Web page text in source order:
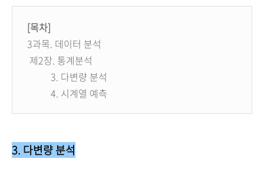
[목차]
3과목. 데이터 분석
제2장. 통계분석
3. 다변량 분석
4. 시계열 예측
3. 다변량 분석